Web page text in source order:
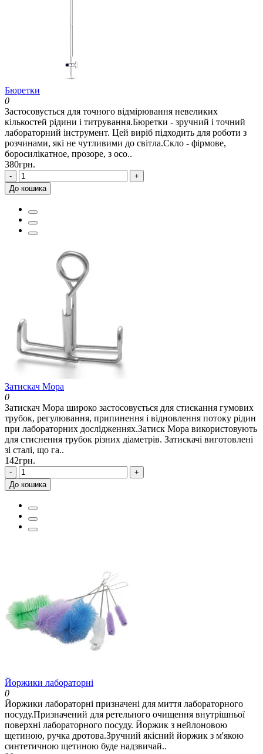
Бюретки
0
Застосовується для точного відмірювання невеликих
кількостей рідини і титрування.Бюретки - зручний і точний
лабораторний інструмент. Цей виріб підходить для роботи з
розчинами, які не чутливими до світла.Скло - фірмове,
боросилікатное, прозоре, з осо..
380грн.
-
+
До кошика
Затискач Мора
0
Затискач Мора широко застосовується для стискання гумових
трубок, регулювання, припинення і відновлення потоку рідин
при лабораторних дослідженнях.Затиск Мора використовують
для стиснення трубок різних діаметрів. Затискачі виготовлені
зі сталі, що га..
142грн.
-
+
До кошика
Йоржики лабораторні
0
Йоржики лабораторні призначені для миття лабораторного
посуду.Призначений для ретельного очищення внутрішньої
поверхні лабораторного посуду. Йоржик з нейлоновою
щетиною, ручка дротова.Зручний якісний йоржик з м'якою
синтетичною щетиною буде надзвичай..